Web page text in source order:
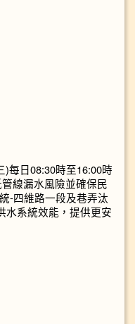
)每日08:30時至16:00時
線漏水風險並確保民
-四維路一段及巷弄汰
水系統效能，提供更安